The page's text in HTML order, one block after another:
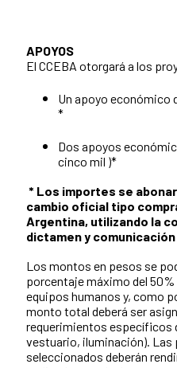
APOYOS
El CCEBA otorgará a los
Un apoyo económico
*
Dos apoyos
cinco mil )*
* Los importes se
cambio oficial tipo
Argentina, utilizando la
dictamen y
Los montos en pesos se
porcentaje máximo del
equipos humanos y, como
monto total deberá ser
requerimientos específicos
vestuario, iluminación). Las
seleccionados deberán